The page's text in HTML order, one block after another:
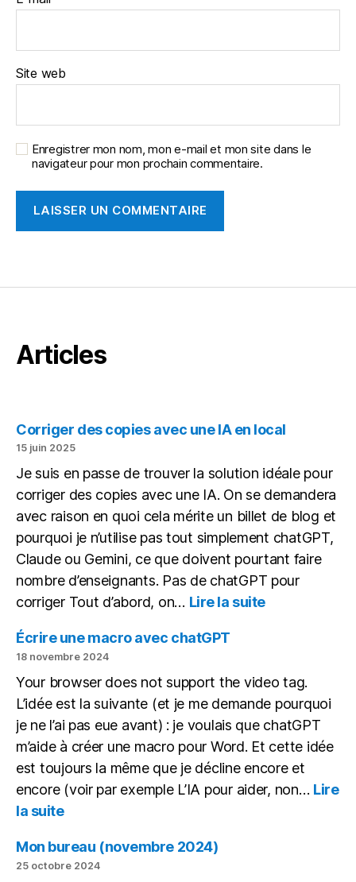
Site web
Enregistrer mon nom, mon e-mail et mon site dans le
navigateur pour mon prochain commentaire.
Articles
Corriger des copies avec une IA en local
15 juin 2025
Je suis en passe de trouver la solution idéale pour
corriger des copies avec une IA. On se demandera
avec raison en quoi cela mérite un billet de blog et
pourquoi je n’utilise pas tout simplement chatGPT,
Claude ou Gemini, ce que doivent pourtant faire
nombre d’enseignants. Pas de chatGPT pour
corriger Tout d’abord, on… Lire la suite:
une
IA
en
local
Écrire une macro avec chatGPT
18 novembre 2024
Your browser does not support the video tag.
L’idée est la suivante (et je me demande pourquoi
je ne l’ai pas eue avant) : je voulais que chatGPT
m’aide à créer une macro pour Word. Et cette idée
est toujours la même que je décline encore et
encore (voir par exemple L’IA pour aider, non… Lire
la suite:
une
macro
Mon bureau (novembre 2024)
25 octobre 2024